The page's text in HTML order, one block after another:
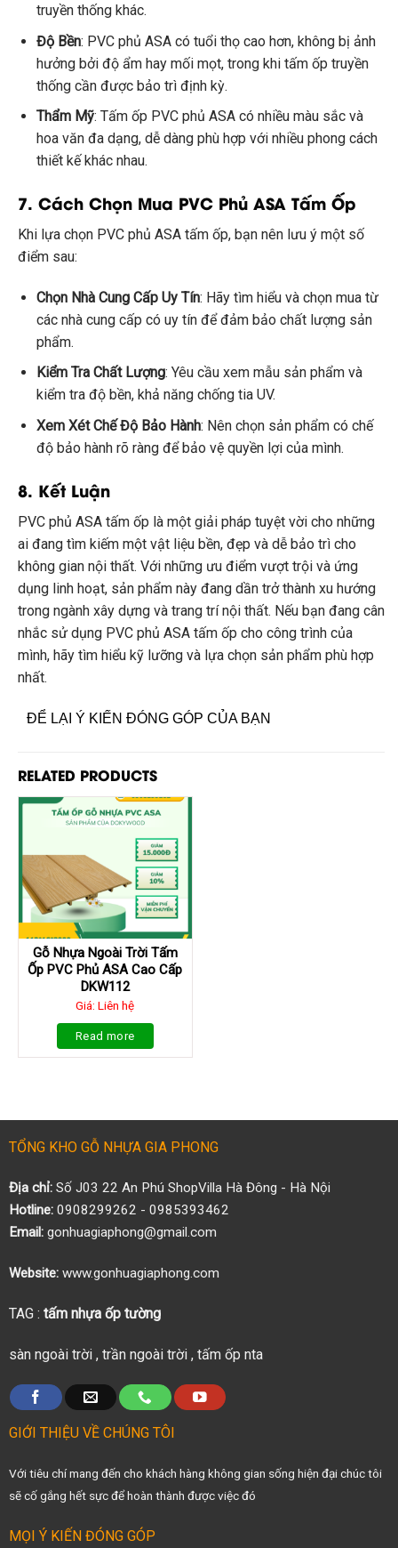
truyền thống khác.
Độ Bền: PVC phủ ASA có tuổi thọ cao hơn, không bị ảnh
hưởng bởi độ ẩm hay mối mọt, trong khi tấm ốp truyền
thống cần được bảo trì định kỳ.
Thẩm Mỹ: Tấm ốp PVC phủ ASA có nhiều màu sắc và
hoa văn đa dạng, dễ dàng phù hợp với nhiều phong cách
thiết kế khác nhau.
7. Cách Chọn Mua PVC Phủ ASA Tấm Ốp
Khi lựa chọn PVC phủ ASA tấm ốp, bạn nên lưu ý một số
điểm sau:
Chọn Nhà Cung Cấp Uy Tín: Hãy tìm hiểu và chọn mua từ
các nhà cung cấp có uy tín để đảm bảo chất lượng sản
phẩm.
Kiểm Tra Chất Lượng: Yêu cầu xem mẫu sản phẩm và
kiểm tra độ bền, khả năng chống tia UV.
Xem Xét Chế Độ Bảo Hành: Nên chọn sản phẩm có chế
độ bảo hành rõ ràng để bảo vệ quyền lợi của mình.
8. Kết Luận
PVC phủ ASA tấm ốp là một giải pháp tuyệt vời cho những
ai đang tìm kiếm một vật liệu bền, đẹp và dễ bảo trì cho
không gian nội thất. Với những ưu điểm vượt trội và ứng
dụng linh hoạt, sản phẩm này đang dần trở thành xu hướng
trong ngành xây dựng và trang trí nội thất. Nếu bạn đang cân
nhắc sử dụng PVC phủ ASA tấm ốp cho công trình của
mình, hãy tìm hiểu kỹ lưỡng và lựa chọn sản phẩm phù hợp
nhất.
ĐỂ LẠI Ý KIẾN ĐÓNG GÓP CỦA BẠN
RELATED PRODUCTS
Gỗ Nhựa Ngoài Trời Tấm
Ốp PVC Phủ ASA Cao Cấp
DKW112
Giá: Liên hệ
Read more
TỔNG KHO GỖ NHỰA GIA PHONG
Địa chỉ:Số J03 22 An Phú ShopVilla Hà Đông - Hà Nội
Hotline:0908299262 - 0985393462
Email:gonhuagiaphong@gmail.com
Website:www.gonhuagiaphong.com
TAG : tấm nhựa ốp tường
sàn ngoài trời, trần ngoài trời, tấm ốp nta
GIỚI THIỆU VỀ CHÚNG TÔI
Với tiêu chí mang đến cho khách hàng không gian sống hiện đại chúc tôi
sẽ cố gắng hết sực để hoàn thành được việc đó
MỌI Ý KIẾN ĐÓNG GÓP